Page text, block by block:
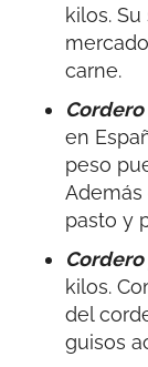
kilos.
carne.
en
peso
pasto y
kilos.
del
guisos